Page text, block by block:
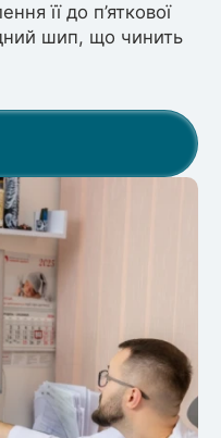
її до п’яткової
шип, що чинить